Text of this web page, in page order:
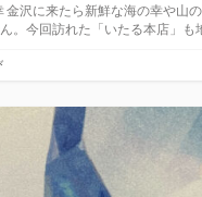
金沢に来たら新鮮な海の幸や山
。今回訪れた「いたる本店」も